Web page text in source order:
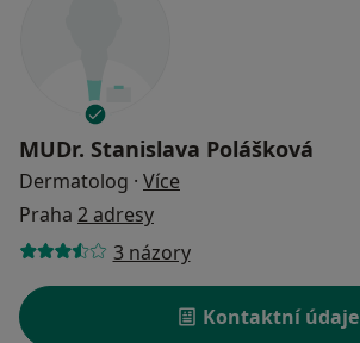
MUDr. Stanislava Polášková
Dermatolog · Více
Praha 2 adresy
3 názory
Kontaktní údaje